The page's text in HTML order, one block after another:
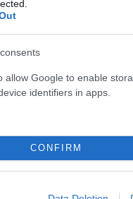
allow Google to enable
identifiers in apps.
CONFIRM
πολλοί